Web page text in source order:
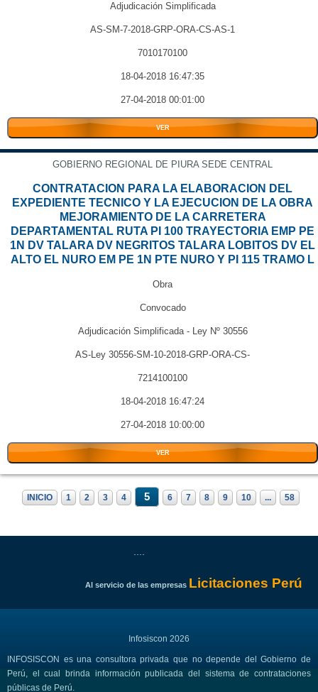
Adjudicación Simplificada
AS-SM-7-2018-GRP-ORA-CS-AS-1
7010170100
18-04-2018 16:47:35
27-04-2018 00:01:00
VER
GOBIERNO REGIONAL DE PIURA SEDE CENTRAL
CONTRATACION PARA LA ELABORACION DEL
EXPEDIENTE TECNICO Y LA EJECUCION DE LA OBRA
MEJORAMIENTO DE LA CARRETERA
DEPARTAMENTAL RUTA PI 100 TRAYECTORIA EMP PE
1N DV TALARA DV NEGRITOS TALARA LOBITOS DV EL
ALTO EL NURO EM PE 1N PTE NURO Y PI 115 TRAMO L
Obra
Convocado
Adjudicación Simplificada - Ley Nº 30556
AS-Ley 30556-SM-10-2018-GRP-ORA-CS-
7214100100
18-04-2018 16:47:24
27-04-2018 10:00:00
VER
INICIO 1 2 3 4 5 6 7 8 9 10 ... 58
Al servicio de las empresas Licitaciones Perú
Infosiscon 2026
INFOSISCON es una consultora privada que no depende del Gobierno de
Perú, el cual brinda información publicada del sistema de contrataciones
públicas de Perú.